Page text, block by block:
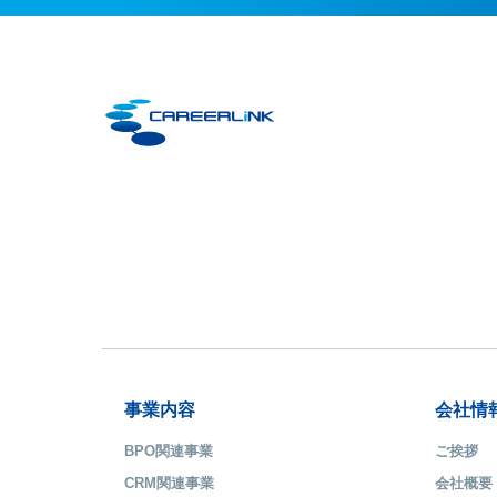
事業内容
BPO関連事業
CRM関連事業
会社情
ご挨拶
会社概要